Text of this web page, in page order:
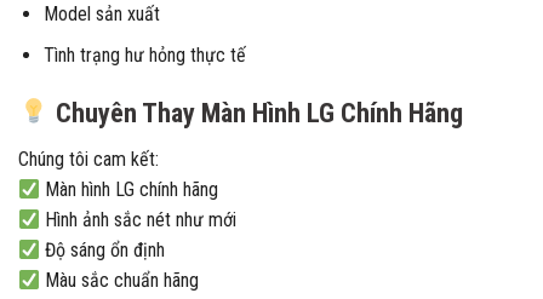
Model sản xuất
Tình trạng hư hỏng thực tế
Chuyên Thay Màn Hình LG Chính Hãng
Chúng tôi cam kết:
Màn hình LG chính hãng
Hình ảnh sắc nét như mới
Độ sáng ổn định
Màu sắc chuẩn hãng